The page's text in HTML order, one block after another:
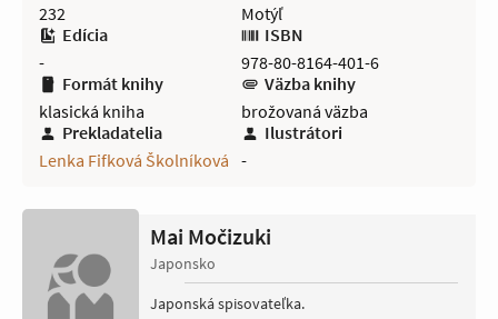
232
Motýľ
Edícia
-
ISBN
978-80-8164-401-6
Formát knihy
klasická kniha
Väzba knihy
brožovaná väzba
Prekladatelia
Lenka Fifková Školníková
Ilustrátori
-
Mai Močizuki
Japonsko
Japonská spisovateľka.